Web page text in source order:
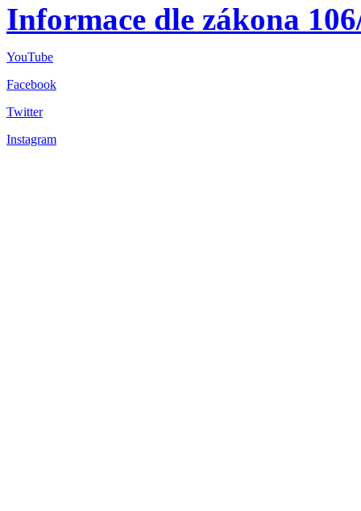
Informace dle zákona
YouTube
Facebook
Twitter
Instagram